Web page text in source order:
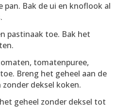
pan. Bak de ui en knoflook al
pastinaak toe. Bak het
tomatenpuree,
Breng het geheel aan de
deksel koken.
geheel zonder deksel tot